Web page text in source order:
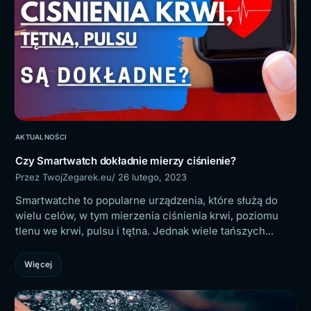
AKTUALNOŚCI
Czy Smartwatch dokładnie mierzy ciśnienie?
Przez TwojZegarek.eu/ 26 lutego, 2023
Smartwatche to popularne urządzenia, które służą do
wielu celów, w tym mierzenia ciśnienia krwi, poziomu
tlenu we krwi, pulsu i tętna. Jednak wiele tańszych...
Więcej